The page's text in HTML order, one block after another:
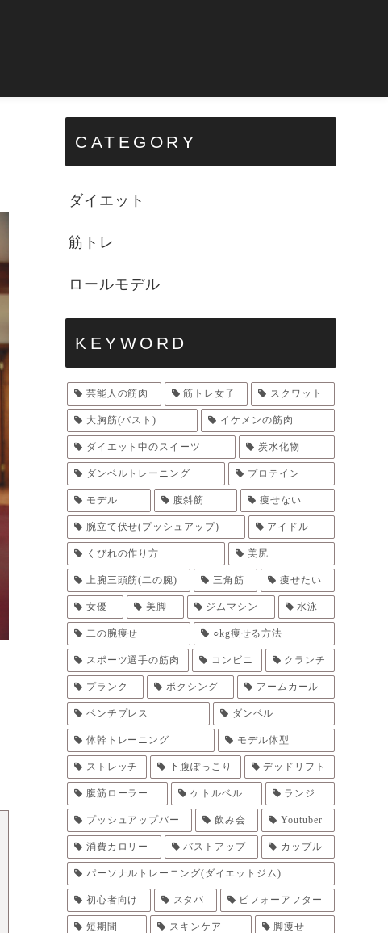
CATEGORY
ダイエット
筋トレ
ロールモデル
KEYWORD
芸能人の筋肉 筋トレ女子 スクワット
大胸筋(バスト) イケメンの筋肉
ダイエット中のスイーツ 炭水化物
ダンベルトレーニング プロテイン
モデル 腹斜筋 痩せない
腕立て伏せ(プッシュアップ) アイドル
くびれの作り方 美尻
上腕三頭筋(二の腕) 三角筋 痩せたい
女優 美脚 ジムマシン 水泳
二の腕痩せ ○kg痩せる方法
スポーツ選手の筋肉 コンビニ クランチ
プランク ボクシング アームカール
ベンチプレス ダンベル
体幹トレーニング モデル体型
ストレッチ 下腹ぽっこり デッドリフト
腹筋ローラー ケトルベル ランジ
プッシュアップバー 飲み会 Youtuber
消費カロリー バストアップ カップル
パーソナルトレーニング(ダイエットジム)
初心者向け スタバ ビフォーアフター
短期間 スキンケア 脚痩せ